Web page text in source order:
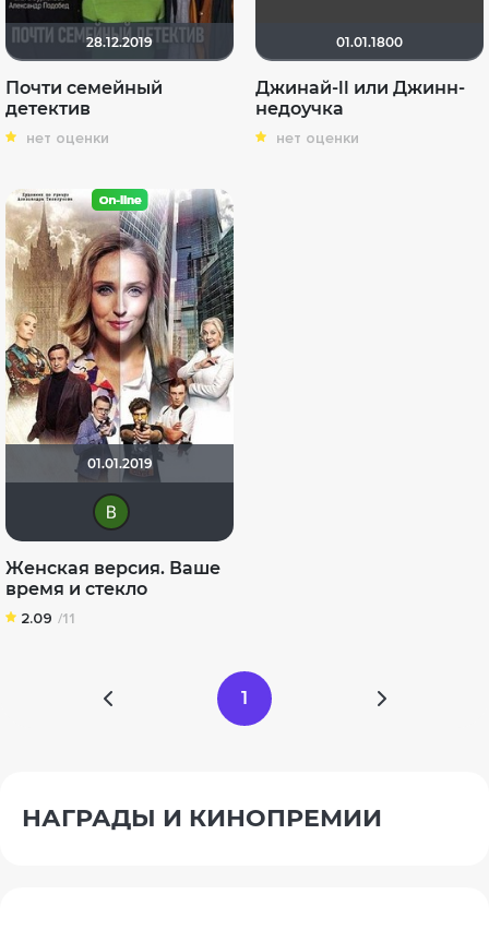
28.12.2019
Почти семейный
детектив
нет оценки
01.01.1800
Джинай-ll или Джинн-
недоучка
нет оценки
01.01.2019
Женская версия. Ваше
время и стекло
2.09 /11
1
НАГРАДЫ И КИНОПРЕМИИ